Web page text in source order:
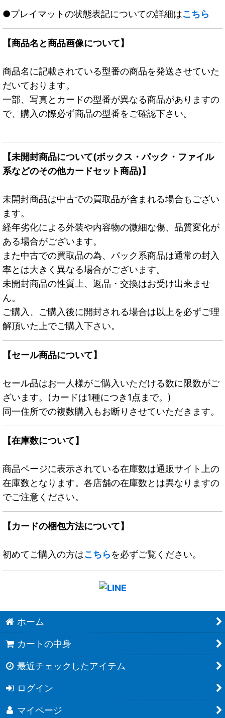
●プレイマットの状態表記についての詳細はこちら
【商品名と商品画像について】
商品名に記載されている型番の商品を発送させていた
だいております。
一部、写真とカードの型番が異なる商品がありますの
で、購入の際必ず商品の型番をご確認下さい。
【未開封商品について(ボックス・パック・ファイル
系などのその他カードセット商品)】
未開封商品は中古での買取品が含まれる場合もござい
ます。
経年劣化による外装や内容物の微細な傷、品質変化が
ある場合がございます。
また中古での買取品の為、パック系商品は通常の封入
率とは大きく異なる場合がございます。
未開封商品の性質上、返品・交換はお受け出来ませ
ん。
ご購入、ご購入後に開封される場合は以上を必ずご理
解頂いた上でご購入下さい。
【セール商品について】
セール品はお一人様がご購入いただける数に限数がご
ざいます。(カードは1種につき1点まで。)
同一住所での複数購入もお断りさせていただきます。
【在庫数について】
商品ページに表示されている在庫数は通販サイト上の
在庫数となります。各店舗の在庫数とは異なりますの
でご注意ください。
【カードの梱包方法について】
初めてご購入の方はこちらを必ずご覧ください。
ホーム
カートの中身
最近チェックしたアイテム
ログイン
マイページ